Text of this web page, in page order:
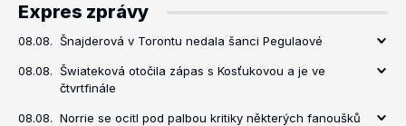
Expres zprávy
08.08. Šnajderová v Torontu nedala šanci Pegulaové
08.08. Šwiateková otočila zápas s Kosťukovou a je ve
čtvrtfinále
08.08. Norrie se ocitl pod palbou kritiky některých fanoušků